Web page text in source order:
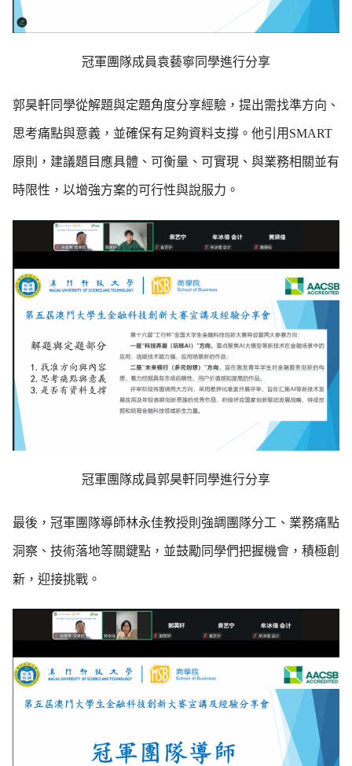
冠軍團隊成員袁藝寧同學進行分享
郭昊軒同學從解題與定題角度分享經驗，提出需找準方向、
思考痛點與意義，並確保有足夠資料支撐。他引用SMART
原則，建議題目應具體、可衡量、可實現、與業務相關並有
時限性，以增強方案的可行性與說服力。
冠軍團隊成員郭昊軒同學進行分享
最後，冠軍團隊導師林永佳教授則強調團隊分工、業務痛點
洞察、技術落地等關鍵點，並鼓勵同學們把握機會，積極創
新，迎接挑戰。